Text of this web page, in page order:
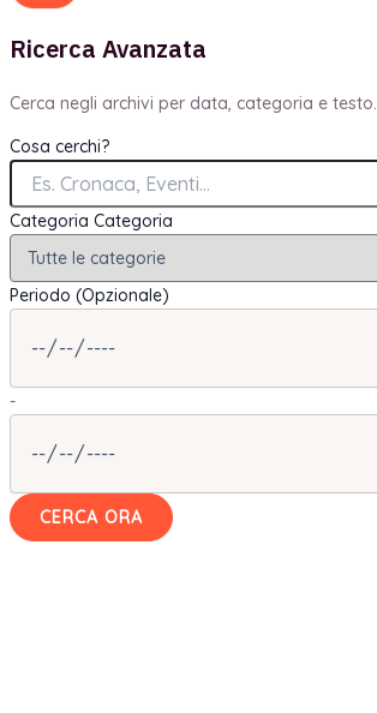
Ricerca Avanzata
Cerca negli archivi per data, categoria e testo.
Cosa cerchi?
Categoria Categoria
Periodo (Opzionale)
-
CERCA ORA